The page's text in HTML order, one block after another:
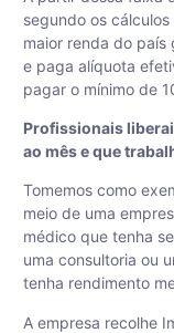
segundo os
maior renda do país
e paga alíquota
pagar o mínimo de
Profissionais
ao mês e que
Tomemos como
meio de uma
médico que tenha
uma consultoria ou
tenha rendimento
A empresa recolhe